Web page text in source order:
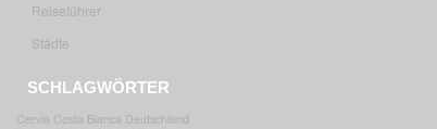
Reiseführer
Städte
SCHLAGWÖRTER
Cervia Costa Blanca Deutschland